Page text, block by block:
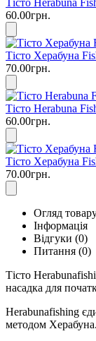
60.00грн.
Тісто Херабуна
70.00грн.
Тісто Herabuna
60.00грн.
Тісто Херабуна
70.00грн.
Огляд
Інформація
Відгуки (0)
Питання (0)
Тісто
насадка для
Herabunafishing
методом Херабуна.